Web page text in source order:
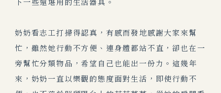
下一些還堪用的生活器具。
奶奶看志工打掃得認真，有感而發地感謝大家來幫
忙，雖然她行動不方便、連身體都站不直，卻也在一
旁幫忙分類物品，希望自己也能出一份力。這幾年
來，奶奶一直以樂觀的態度面對生活，即使行動不